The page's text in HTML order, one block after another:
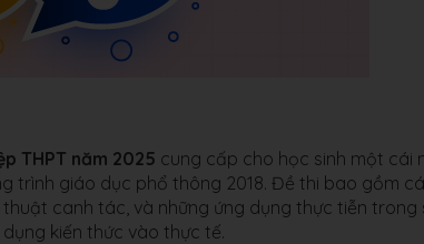
THPT năm 2025 cung cấp cho học sinh một cái
trình giáo dục phổ thông 2018. Đề thi bao gồm
canh tác, và những ứng dụng thực tiễn trong
kiến thức vào thực tế.